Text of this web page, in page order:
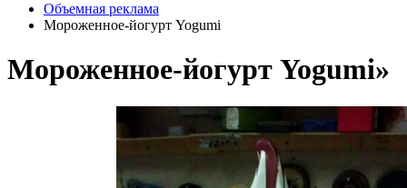
Объемная реклама
Мороженное-йогурт Yogumi
Мороженное-йогурт Yogumi»